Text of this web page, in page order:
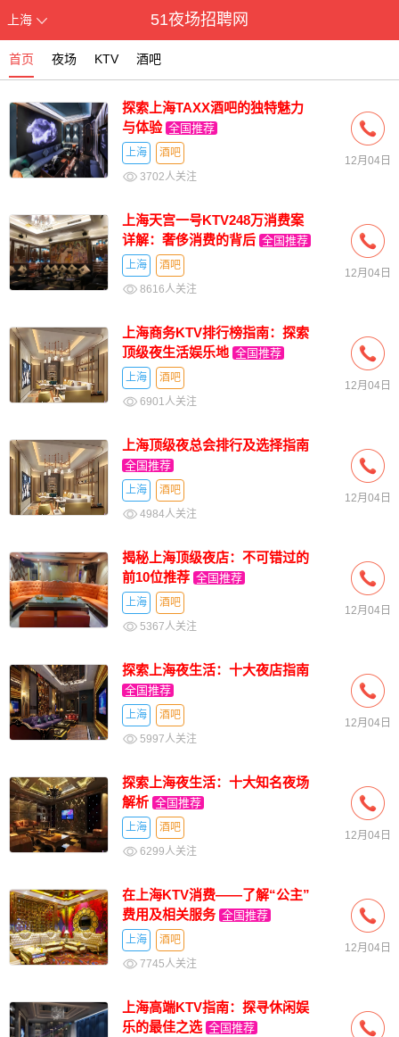
上海 51夜场招聘网
首页 夜场 KTV 酒吧
探索上海TAXX酒吧的独特魅力
与体验 全国推荐
上海
酒吧
3702人关注
12月04日
上海天宫一号KTV248万消费案
详解：奢侈消费的背后 全国推荐
上海
酒吧
8616人关注
12月04日
上海商务KTV排行榜指南：探索
顶级夜生活娱乐地 全国推荐
上海
酒吧
6901人关注
12月04日
上海顶级夜总会排行及选择指南
全国推荐
上海
酒吧
4984人关注
12月04日
揭秘上海顶级夜店：不可错过的
前10位推荐 全国推荐
上海
酒吧
5367人关注
12月04日
探索上海夜生活：十大夜店指南
全国推荐
上海
酒吧
5997人关注
12月04日
探索上海夜生活：十大知名夜场
解析 全国推荐
上海
酒吧
6299人关注
12月04日
在上海KTV消费——了解“公主”
费用及相关服务 全国推荐
上海
酒吧
7745人关注
12月04日
上海高端KTV指南：探寻休闲娱
乐的最佳之选 全国推荐